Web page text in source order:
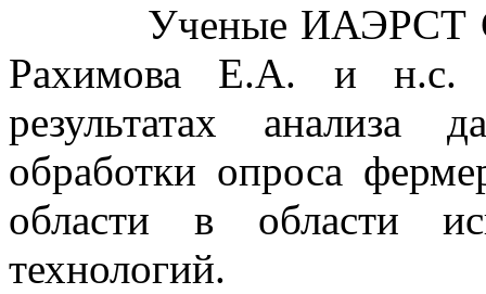
Ученые ИАЭРСТ
Рахимова Е.А. и н.с.
результатах
обработки опроса
области в области
технологий.